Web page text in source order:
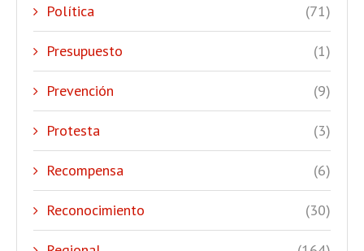
Política (71)
Presupuesto (1)
Prevención (9)
Protesta (3)
Recompensa (6)
Reconocimiento (30)